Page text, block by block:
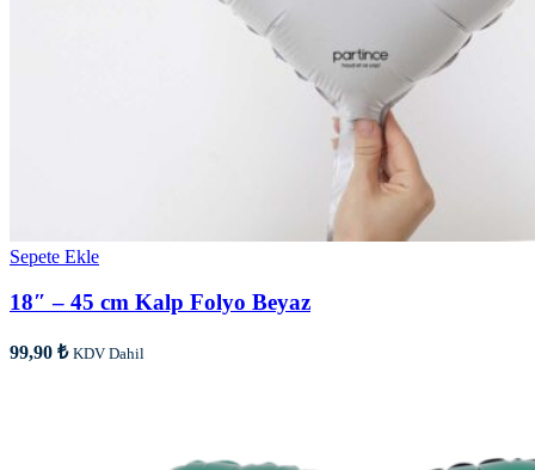
Sepete Ekle
18″ – 45 cm Kalp Folyo Beyaz
99,90 ₺ KDV Dahil